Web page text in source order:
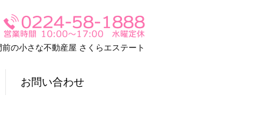
の小さな不動産屋 さくらエステート
お問い合わせ